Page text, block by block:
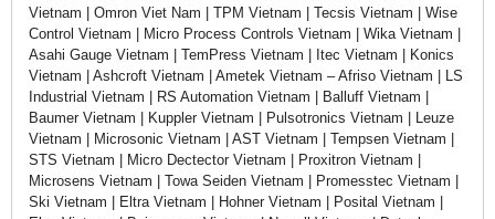
Vietnam | Omron Viet Nam | TPM Vietnam | Tecsis Vietnam | Wise
Control Vietnam | Micro Process Controls Vietnam | Wika Vietnam |
Asahi Gauge Vietnam | TemPress Vietnam | Itec Vietnam | Konics
Vietnam | Ashcroft Vietnam | Ametek Vietnam – Afriso Vietnam | LS
Industrial Vietnam | RS Automation Vietnam | Balluff Vietnam |
Baumer Vietnam | Kuppler Vietnam | Pulsotronics Vietnam | Leuze
Vietnam | Microsonic Vietnam | AST Vietnam | Tempsen Vietnam |
STS Vietnam | Micro Dectector Vietnam | Proxitron Vietnam |
Microsens Vietnam | Towa Seiden Vietnam | Promesstec Vietnam |
Ski Vietnam | Eltra Vietnam | Hohner Vietnam | Posital Vietnam |